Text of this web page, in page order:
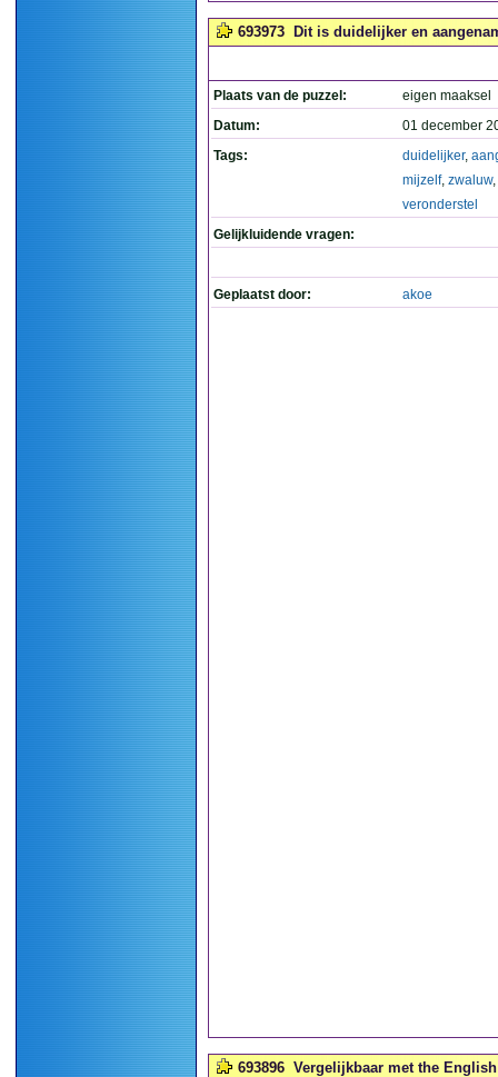
693973 Dit is duidelijker en
Plaats van de puzzel:
eigen maaksel
Datum:
01 december
Tags:
duidelijker,
mijzelf, zwaluw,
veronderstel
Gelijkluidende vragen:
Geplaatst door: akoe
693896 Vergelijkbaar met the